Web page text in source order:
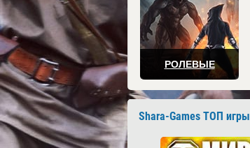
РОЛЕВЫЕ
Shara-Games ТОП игры